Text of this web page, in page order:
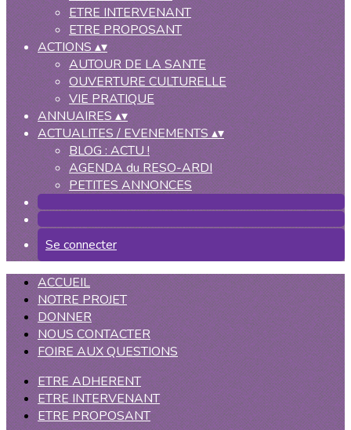
ETRE INTERVENANT
ETRE PROPOSANT
ACTIONS▴▾
AUTOUR DE LA SANTE
OUVERTURE CULTURELLE
VIE PRATIQUE
ANNUAIRES▴▾
ACTUALITES / EVENEMENTS▴▾
BLOG : ACTU !
AGENDA du RESO-ARDI
PETITES ANNONCES
Se connecter
ACCUEIL
NOTRE PROJET
DONNER
NOUS CONTACTER
FOIRE AUX QUESTIONS
ETRE ADHERENT
ETRE INTERVENANT
ETRE PROPOSANT